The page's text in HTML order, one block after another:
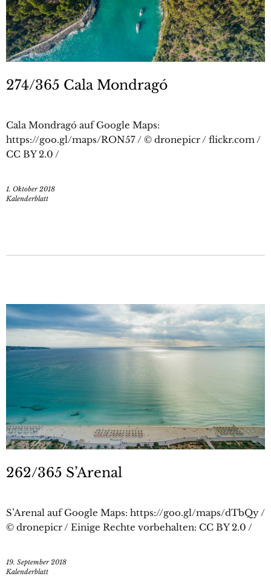
274/365 Cala Mondragó
Cala Mondragó auf Google Maps:
https://goo.gl/maps/RON57 / © dronepicr / flickr.com /
CC BY 2.0 /
1. Oktober 2018
Kalenderblatt
262/365 S’Arenal
S’Arenal auf Google Maps: https://goo.gl/maps/dTbQy /
© dronepicr / Einige Rechte vorbehalten: CC BY 2.0 /
19. September 2018
Kalenderblatt